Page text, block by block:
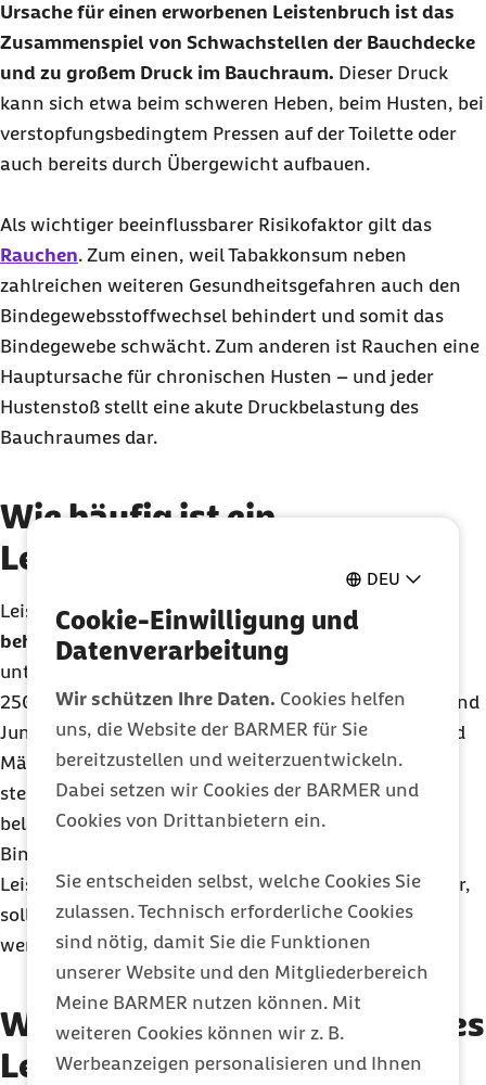
DEU
Cookie-Einwilligung und
Datenverarbeitung
Wir schützen Ihre Daten. Cookies helfen
uns, die Website der BARMER für Sie
bereitzustellen und weiterzuentwickeln.
Dabei setzen wir Cookies der BARMER und
Cookies von Drittanbietern ein.
Sie entscheiden selbst, welche Cookies Sie
zulassen. Technisch erforderliche Cookies
sind nötig, damit Sie die Funktionen
unserer Website und den Mitgliederbereich
Meine BARMER nutzen können. Mit
weiteren Cookies können wir z. B.
Werbeanzeigen personalisieren und Ihnen
Ursache für einen erworbenen Leistenbruch ist das
Zusammenspiel von Schwachstellen der Bauchdecke
und zu großem Druck im Bauchraum. Dieser Druck
kann sich etwa beim schweren Heben, beim Husten, bei
verstopfungsbedingtem Pressen auf der Toilette oder
auch bereits durch Übergewicht aufbauen.
Als wichtiger beeinflussbarer Risikofaktor gilt das
Rauchen. Zum einen, weil Tabakkonsum neben
zahlreichen weiteren Gesundheitsgefahren auch den
Bindegewebsstoffwechsel behindert und somit das
Bindegewebe schwächt. Zum anderen ist Rauchen eine
Hauptursache für chronischen Husten – und jeder
Hustenstoß stellt eine akute Druckbelastung des
Bauchraumes dar.
Wie häufig ist ein
Leistenbruch?
Leistenbrüche zählen zu denhäufigsten chirurgisch
behandelten Erkrankungen. Schätzungen zufolge
unterziehen sich jedes Jahr in Deutschland rund
250.000 Menschen einer Leistenbruch-OP. Männer und
Jungs sind deutlich häufiger betroffen als Frauen und
Mädchen. Das Risiko für erworbene Leistenhernien
steigt mit dem Alter, kann aber auch bei körperlich
belastenden Tätigkeiten oder angeborenen
Bindegewebsschwächen schon früher erhöht sein.
Leistenbrüche sind zwar in der Regel gut behandelbar,
sollten aber frühzeitig erkannt und ernst genommen
werden.
Wie erfolgt die Diagnose eines
Leistenbruchs?